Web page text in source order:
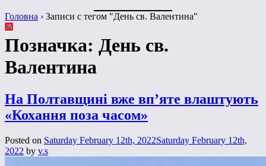
Головна › Записи с тегом "День св. Валентина"
Позначка: День св.
Валентина
На Полтавщині вже вп’яте влаштують
«Кохання поза часом»
Posted on Saturday February 12th, 2022Saturday February 12th,
2022 by v.s